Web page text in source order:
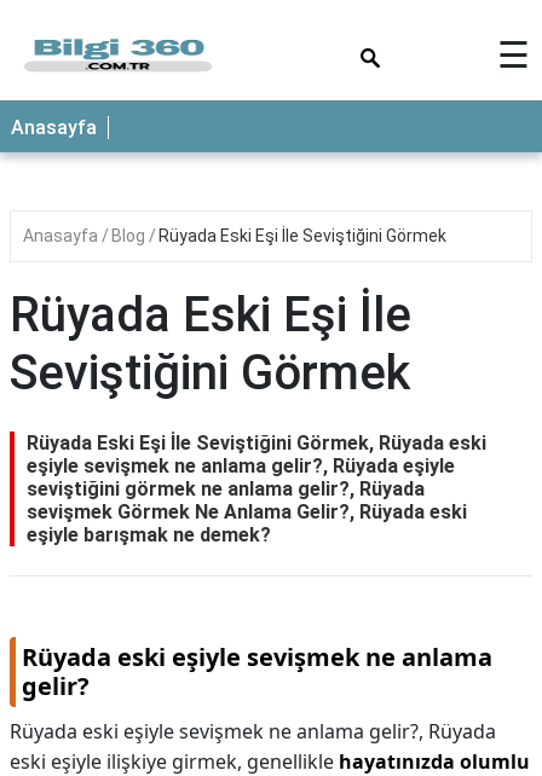
ANASAYFA
☰
Anasayfa
Anasayfa Blog Rüyada Eski Eşi İle Seviştiğini Görmek
Rüyada Eski Eşi İle
Seviştiğini Görmek
Rüyada Eski Eşi İle Seviştiğini Görmek, Rüyada eski
eşiyle sevişmek ne anlama gelir?, Rüyada eşiyle
seviştiğini görmek ne anlama gelir?, Rüyada
sevişmek Görmek Ne Anlama Gelir?, Rüyada eski
eşiyle barışmak ne demek?
Rüyada eski eşiyle sevişmek ne anlama
gelir?
Rüyada eski eşiyle sevişmek ne anlama gelir?, Rüyada
eski eşiyle ilişkiye girmek, genellikle hayatınızda olumlu